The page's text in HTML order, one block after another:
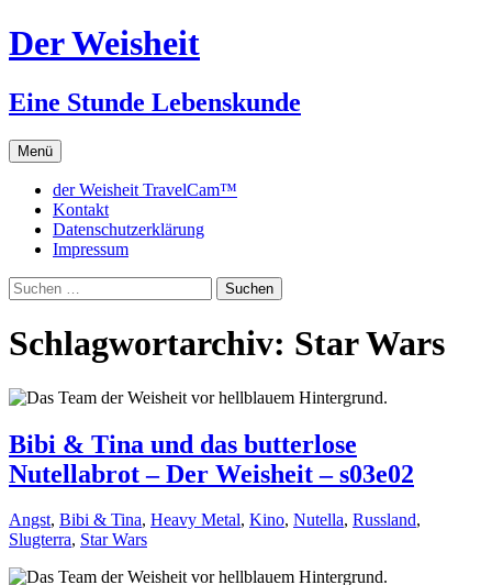
Zum
Inhalt
Der Weisheit
Eine Stunde Lebenskunde
Menü
der Weisheit TravelCam™
Kontakt
Datenschutzerklärung
Impressum
Suchen
nach:
Schlagwortarchiv: Star Wars
Bibi & Tina und das butterlose
Nutellabrot – Der Weisheit – s03e02
Angst, Bibi & Tina, Heavy Metal, Kino, Nutella, Russland,
Slugterra, Star Wars